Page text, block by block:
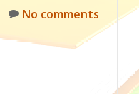
No comments